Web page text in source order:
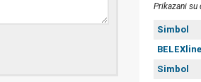
Prikazani su
Simbol
BELEXline
Simbol